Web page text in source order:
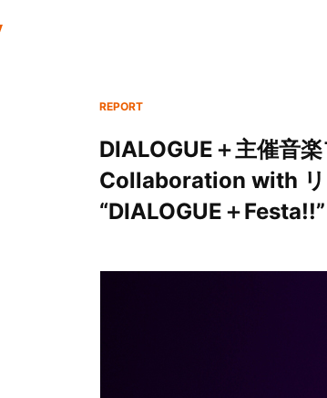
REPORT
DIALOGUE＋主催音
Collaboration with リ
“DIALOGUE＋